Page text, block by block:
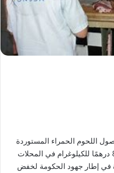
اللحوم الحمراء المستوردة
بأسعار تنافسية تتراوح بين 80 و89 درهمًا للكيلوغرام في المحلات
في إطار جهود الحكومة لخفض